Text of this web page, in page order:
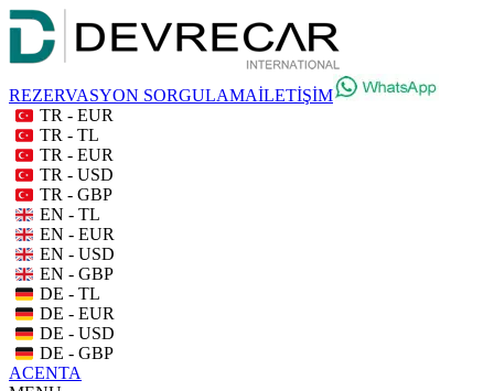
REZERVASYON SORGULAMAİLETİŞİM
TR - EUR
TR - TL
TR - EUR
TR - USD
TR - GBP
EN - TL
EN - EUR
EN - USD
EN - GBP
DE - TL
DE - EUR
DE - USD
DE - GBP
ACENTA